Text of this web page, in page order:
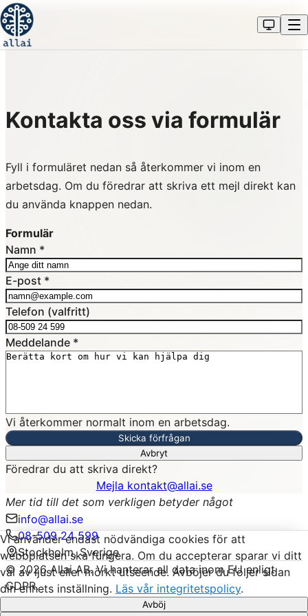
Kontakta oss via formulär
Fyll i formuläret nedan så återkommer vi inom en
arbetsdag. Om du föredrar att skriva ett mejl direkt kan
du använda knappen nedan.
Formulär
Namn *
E-post *
Telefon (valfritt)
Meddelande *
Vi återkommer normalt inom en arbetsdag.
Skicka förfrågan
Avbryt
Föredrar du att skriva direkt?
Mejla kontakt@allai.se
Mer tid till det som verkligen betyder något
info@allai.se
08-509 24 599
Stockholm, Sverige
© 2026Allai AB.Vi hanterar all data inom EU enligt
GDPR.
Integritetspolicy
Vi använder endast nödvändiga cookies för att
webbplatsen ska fungera. Om du accepterar sparar vi ditt
val av ljust eller mörkt utseende. Avböjer du följer sidan
din enhets inställning. Läs vår integritetspolicy.
Avböj